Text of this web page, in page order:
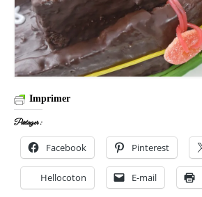
Imprimer
Partager :
Facebook Pinterest
Hellocoton E-mail